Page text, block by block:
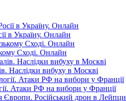
в Україну. Онлайн
Сході. Онлайн
Наслідки вибуху в Москві
Атаки РФ на вибори у Франції